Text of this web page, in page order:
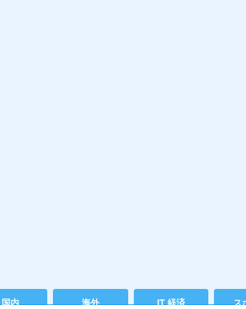
国内 海外 IT 経済 ス